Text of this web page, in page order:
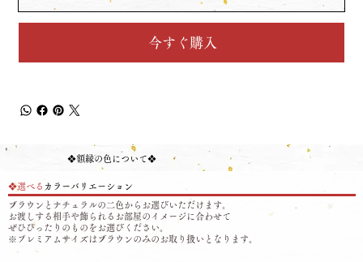
今すぐ購入
❖​額縁の色について❖
❖選べる カラーバリエーション
ブラウンとナチュラルの二色からお選びいただけます。
お渡しする相手や飾られるお部屋のイメージに合わせて
ぜひ​ぴったりのものをお選びください。
※プレミアムサイズはブラウンのみのお取り扱いとなります。